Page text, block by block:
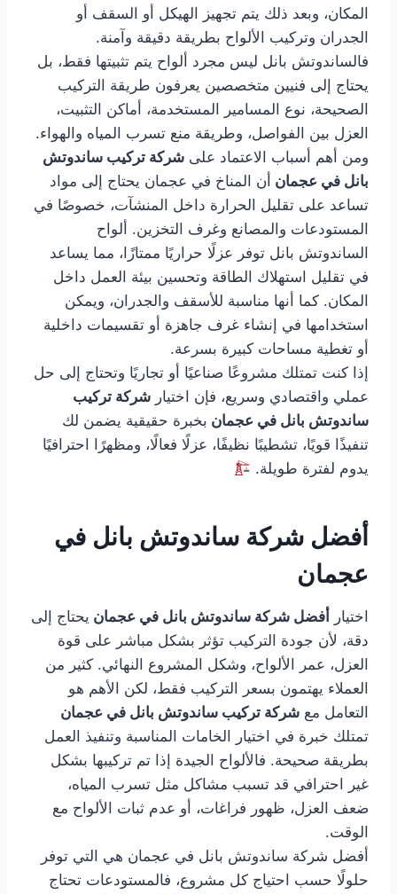
المكان، وبعد ذلك يتم تجهيز الهيكل أو السقف أو
الجدران وتركيب الألواح بطريقة دقيقة وآمنة.
فالساندوتش بانل ليس مجرد ألواح يتم تثبيتها فقط، بل
يحتاج إلى فنيين متخصصين يعرفون طريقة التركيب
الصحيحة، نوع المسامير المستخدمة، أماكن التثبيت،
العزل بين الفواصل، وطريقة منع تسرب المياه والهواء.
ومن أهم أسباب الاعتماد على شركة تركيب ساندوتش
بانل في عجمان أن المناخ في عجمان يحتاج إلى مواد
تساعد على تقليل الحرارة داخل المنشآت، خصوصًا في
المستودعات والمصانع وغرف التخزين. ألواح
الساندوتش بانل توفر عزلًا حراريًا ممتازًا، مما يساعد
في تقليل استهلاك الطاقة وتحسين بيئة العمل داخل
المكان. كما أنها مناسبة للأسقف والجدران، ويمكن
استخدامها في إنشاء غرف جاهزة أو تقسيمات داخلية
أو تغطية مساحات كبيرة بسرعة.
إذا كنت تمتلك مشروعًا صناعيًا أو تجاريًا وتحتاج إلى حل
عملي واقتصادي وسريع، فإن اختيار شركة تركيب
ساندوتش بانل في عجمان بخبرة حقيقية يضمن لك
تنفيذًا قويًا، تشطيبًا نظيفًا، عزلًا فعالًا، ومظهرًا احترافيًا
يدوم لفترة طويلة.
أفضل شركة ساندوتش بانل في
عجمان
اختيار أفضل شركة ساندوتش بانل في عجمان يحتاج إلى
دقة، لأن جودة التركيب تؤثر بشكل مباشر على قوة
العزل، عمر الألواح، وشكل المشروع النهائي. كثير من
العملاء يهتمون بسعر التركيب فقط، لكن الأهم هو
التعامل مع شركة تركيب ساندوتش بانل في عجمان
تمتلك خبرة في اختيار الخامات المناسبة وتنفيذ العمل
بطريقة صحيحة. فالألواح الجيدة إذا تم تركيبها بشكل
غير احترافي قد تسبب مشاكل مثل تسرب المياه،
ضعف العزل، ظهور فراغات، أو عدم ثبات الألواح مع
الوقت.
أفضل شركة ساندوتش بانل في عجمان هي التي توفر
حلولًا حسب احتياج كل مشروع، فالمستودعات تحتاج